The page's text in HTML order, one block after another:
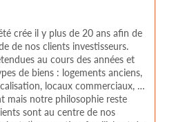
crée il y plus de 20 ans afin de
de nos clients investisseurs.
au cours des années et
de biens : logements anciens,
locaux commerciaux, …
mais notre philosophie reste
sont au centre de nos